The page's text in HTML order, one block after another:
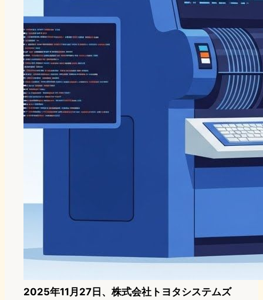
2025年11月27日、株式会社トヨタシステムズ